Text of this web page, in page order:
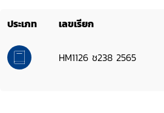
ประเภท เลขเรียก
HM1126 ช238 2565